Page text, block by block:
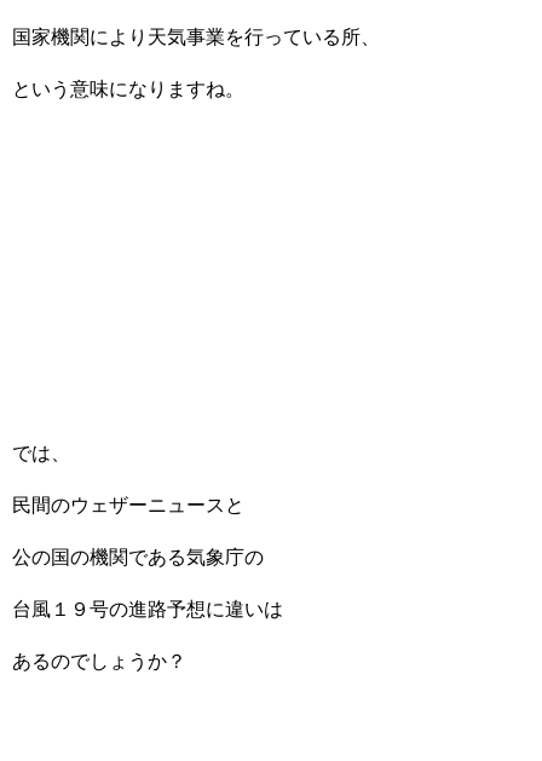
国家機関により天気事業を行っている所、
という意味になりますね。
では、
民間のウェザーニュースと
公の国の機関である気象庁の
台風１９号の進路予想に違いは
あるのでしょうか？